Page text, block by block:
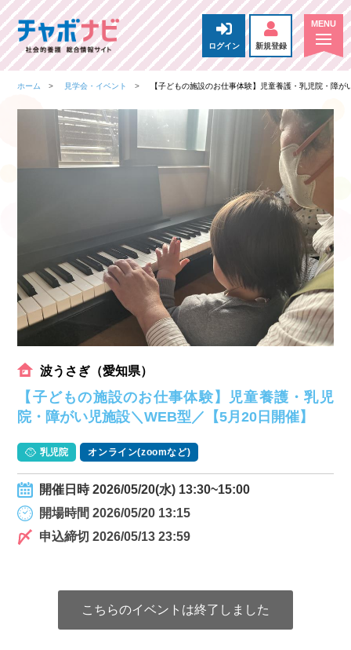
ログイン 新規登録
ホーム 見学会・イベント 【子どもの施設のお仕事体験】児童養護・乳児院・障
波うさぎ（愛知県）
【子どもの施設のお仕事体験】児童養護・乳児
院・障がい児施設＼WEB型／【5月20日開催】
乳児院 オンライン(zoomなど)
開催日時 2026/05/20(水) 13:30~15:00
開場時間 2026/05/20 13:15
申込締切 2026/05/13 23:59
こちらのイベントは終了しました